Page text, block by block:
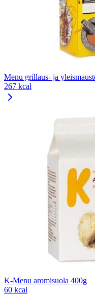
Menu grillaus- ja
267 kcal
K-Menu aromisuola 400g
60 kcal